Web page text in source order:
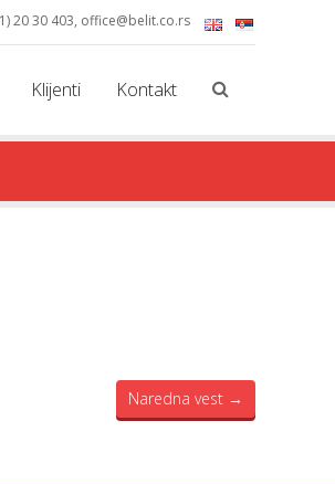
20 30 403, office@belit.co.rs English
Klijenti Kontakt
Naredna vest →